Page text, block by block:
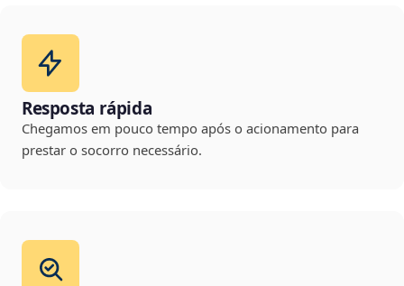
Resposta rápida
Chegamos em pouco tempo após o acionamento para
prestar o socorro necessário.